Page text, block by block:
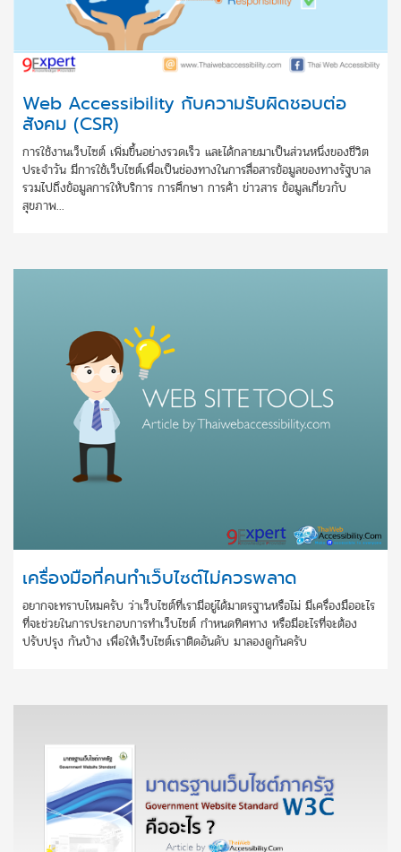
Web Accessibility กับความรับผิดชอบต่อ
สังคม (CSR)
การใช้งานเว็บไซต์ เพิ่มขึ้นอย่างรวดเร็ว และได้กลายมาเป็นส่วนหนึ่งของชีวิต
ประจำวัน มีการใช้เว็บไซต์เพื่อเป็นช่องทางในการสื่อสารข้อมูลของทางรัฐบาล
รวมไปถึงข้อมูลการให้บริการ การศึกษา การค้า ข่าวสาร ข้อมูลเกี่ยวกับ
สุขภาพ...
เครื่องมือที่คนทำเว็บไซต์ไม่ควรพลาด
อยากจะทราบไหมครับ ว่าเว็บไซต์ที่เรามีอยู่ได้มาตรฐานหรือไม่ มีเครื่องมืออะไร
ที่จะช่วยในการประกอบการทำเว็บไซต์ กำหนดทิศทาง หรือมีอะไรที่จะต้อง
ปรับปรุง กันบ้าง เพื่อให้เว็บไซต์เราติดอันดับ มาลองดูกันครับ